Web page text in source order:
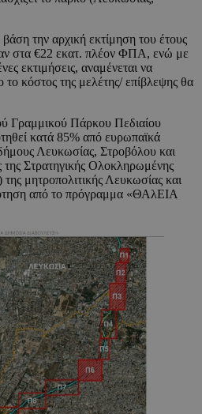
την αρχική εκτίμηση του έτους
στα €22 εκατ. πλέον ΦΠΑ, ενώ με
εκτιμήσεις, αναμένεται να
κόστος της μελέτης/ επίβλεψης θα
Γραμμικού Πάρκου Πεδιαίου
κατά 85% από ευρωπαϊκά
Λευκωσίας, Στροβόλου και
Στρατηγικής Ολοκληρωμένης
μητροπολιτικής Λευκωσίας και
από το πρόγραμμα «ΘΑλΕΙΑ